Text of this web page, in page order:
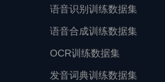
语音识别训练数据集
语音合成训练数据集
OCR训练数据集
发音词典训练数据集